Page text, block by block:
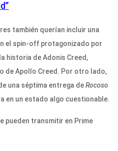
también querían incluir una
el spin-off protagonizado por
historia de Adonis Creed,
de Apollo Creed. Por otro lado,
una séptima entrega deRocoso
en un estado algo cuestionable.
pueden transmitir en Prime